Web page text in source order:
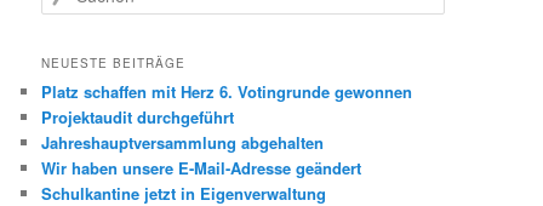
u
h
n
NEUESTE BEITRÄGE
Platz schaffen mit Herz 6. Votingrunde gewonnen
Projektaudit durchgeführt
Jahreshauptversammlung abgehalten
Wir haben unsere E-Mail-Adresse geändert
Schulkantine jetzt in Eigenverwaltung